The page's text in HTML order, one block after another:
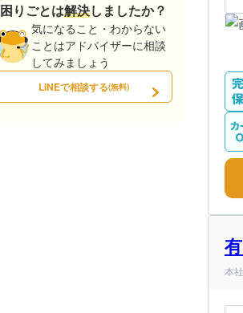
困りごとは解決しましたか？
気になること・わからない
ことはアドバイザーに相談
してみましょう
LINEで相談する(無料)
本